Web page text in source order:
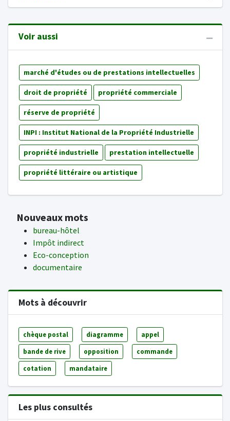
Voir aussi
marché d'études ou de prestations intellectuelles
droit de propriété propriété commerciale
réserve de propriété
INPI : Institut National de la Propriété Industrielle
propriété industrielle prestation intellectuelle
propriété littéraire ou artistique
Nouveaux mots
bureau-hôtel
Impôt indirect
Eco-conception
documentaire
Mots à découvrir
chèque postal diagramme appel
bande de rive opposition commande
cotation mandataire
Les plus consultés